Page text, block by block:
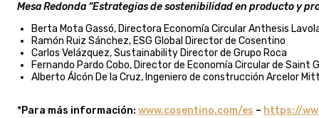
Mesa Redonda “Estrategias de sostenibilidad en producto y
Berta Mota Gassó, Directora Economía Circular Anthesis
Ramón Ruiz Sánchez, ESG Global Director de Cosentino
Carlos Velázquez, Sustainability Director de Grupo Roca
Fernando Pardo Cobo, Director de Economía Circular de Saint
Alberto Álcón De la Cruz, Ingeniero de construcción Arcelor
*Para más información: www.cosentino.com/es – https://